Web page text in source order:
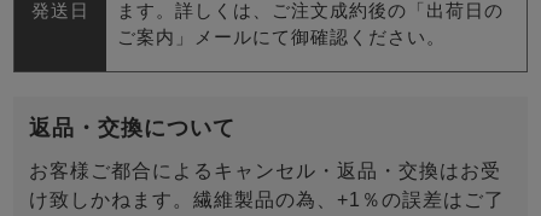
発送日
ます。詳しくは、ご注文成約後の「出荷日の
ご案内」メールにて御確認ください。
返品・交換について
お客様ご都合によるキャンセル・返品・交換はお受
け致しかねます。繊維製品の為、+1％の誤差はご了